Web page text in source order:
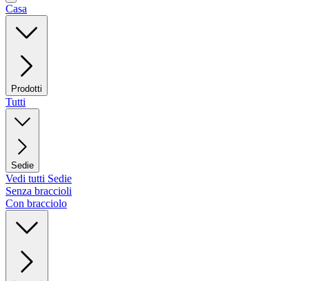
Casa
Prodotti
Tutti
Sedie
Vedi tutti Sedie
Senza braccioli
Con bracciolo